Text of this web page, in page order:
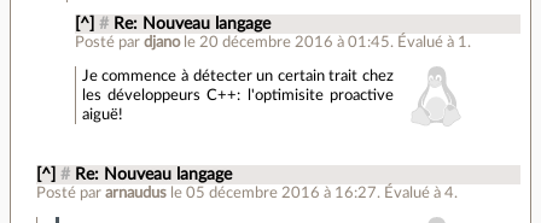
[^] # Re: Nouveau langage
Posté par djano le 20 décembre 2016 à 01:45. Évalué à 1 .
Je commence à détecter un certain trait chez
les développeurs C++: l'optimisite proactive
aiguë!
[^] # Re: Nouveau langage
Posté par arnaudus le 05 décembre 2016 à 16:27. Évalué à 4.